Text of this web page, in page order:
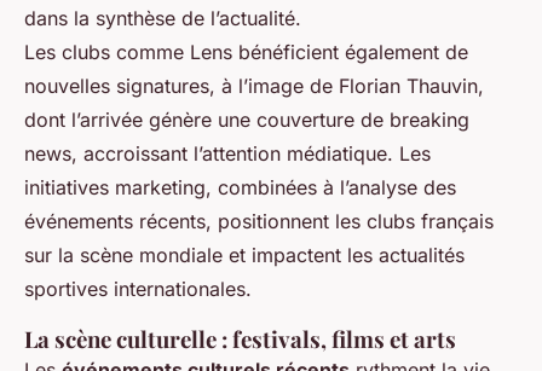
dans la synthèse de l’actualité.
Les clubs comme Lens bénéficient également de
nouvelles signatures, à l’image de Florian Thauvin,
dont l’arrivée génère une couverture de breaking
news, accroissant l’attention médiatique. Les
initiatives marketing, combinées à l’analyse des
événements récents, positionnent les clubs français
sur la scène mondiale et impactent les actualités
sportives internationales.
La scène culturelle : festivals, films et arts